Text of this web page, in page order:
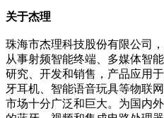
关于杰理
珠海市杰理科技股份有限公司
从事射频智能终端、多媒体智
研究、开发和销售，产品应用
牙耳机、智能语音玩具等物联
市场十分广泛和巨大。为国内